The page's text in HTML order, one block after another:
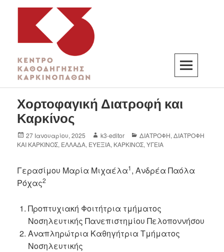
K3
ΚΕΝΤΡΟ ΚΑΘΟΔΗΓΗΣΗΣ ΚΑΡΚΙΝΟΠΑΘΩΝ
Χορτοφαγική Διατροφή και
Καρκίνος
27 Ιανουαρίου, 2025 k3-editor ΔΙΑΤΡΟΦΗ,ΔΙΑΤΡΟΦΗ
ΚΑΙ ΚΑΡΚΙΝΟΣ, ΕΛΛΑΔΑ, ΕΥΕΞΙΑ, ΚΑΡΚΙΝΟΣ,ΥΓΕΙΑ
Γερασίμου Μαρία Μιχαέλα1, Ανδρέα Παόλα
Ρόχας2
Προπτυχιακή Φοιτήτρια τμήματος
Νοσηλευτικής Πανεπιστημίου Πελοποννήσου
Αναπληρώτρια Καθηγήτρια Τμήματος
Νοσηλευτικής